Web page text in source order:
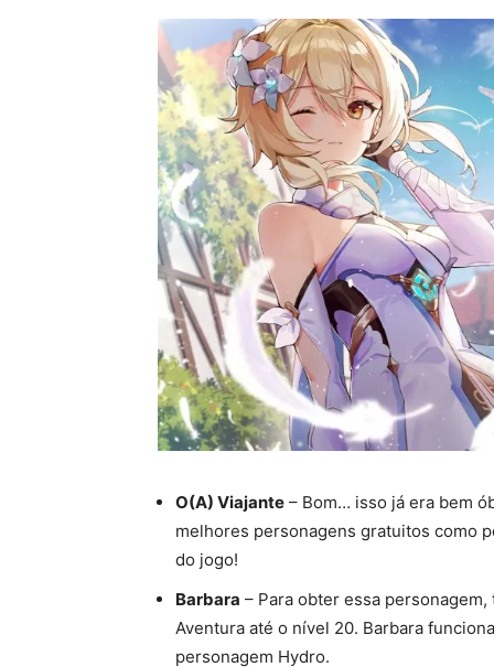
O(A) Viajante – Bom… isso já era bem
melhores personagens gratuitos como
do jogo!
Barbara – Para obter essa
Aventura até o nível 20. Barbara
personagem Hydro.